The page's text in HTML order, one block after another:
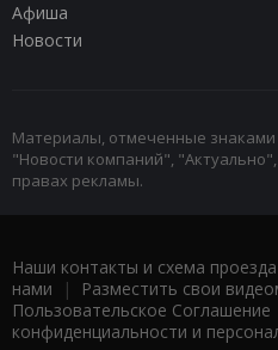
Афиша
Новости
Материалы, отмеченные
"Новости компаний",
правах рекламы.
Наши контакты и схема проезда
нами | Разместить свои
Пользовательское Соглашение
конфиденциальности и